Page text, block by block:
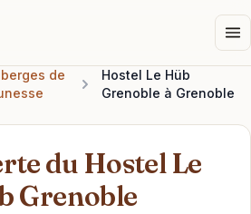
de
Hostel Le Hüb
Grenoble à Grenoble
du Hostel Le
Grenoble